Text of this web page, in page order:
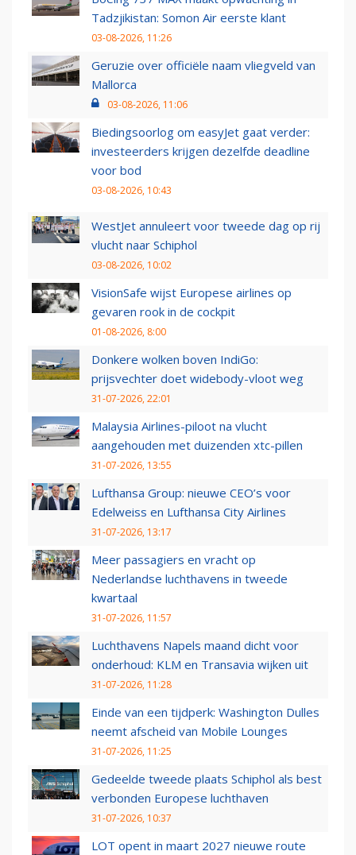
Tadzjikistan: Somon Air eerste klant
03-08-2026, 11:26
Geruzie over officiële naam vliegveld van
Mallorca
03-08-2026, 11:06
Biedingsoorlog om easyJet gaat verder:
investeerders krijgen dezelfde deadline
voor bod
03-08-2026, 10:43
WestJet annuleert voor tweede dag op rij
vlucht naar Schiphol
03-08-2026, 10:02
VisionSafe wijst Europese airlines op
gevaren rook in de cockpit
01-08-2026, 8:00
Donkere wolken boven IndiGo:
prijsvechter doet widebody-vloot weg
31-07-2026, 22:01
Malaysia Airlines-piloot na vlucht
aangehouden met duizenden xtc-pillen
31-07-2026, 13:55
Lufthansa Group: nieuwe CEO’s voor
Edelweiss en Lufthansa City Airlines
31-07-2026, 13:17
Meer passagiers en vracht op
Nederlandse luchthavens in tweede
kwartaal
31-07-2026, 11:57
Luchthavens Napels maand dicht voor
onderhoud: KLM en Transavia wijken uit
31-07-2026, 11:28
Einde van een tijdperk: Washington Dulles
neemt afscheid van Mobile Lounges
31-07-2026, 11:25
Gedeelde tweede plaats Schiphol als best
verbonden Europese luchthaven
31-07-2026, 10:37
LOT opent in maart 2027 nieuwe route